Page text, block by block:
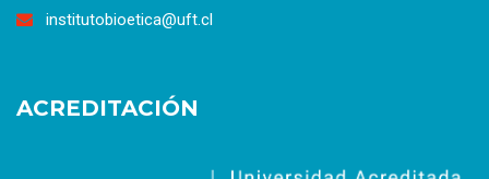
institutobioetica@uft.cl
ACREDITACIÓN